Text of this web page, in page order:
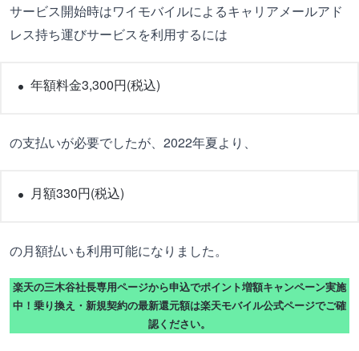
サービス開始時はワイモバイルによるキャリアメールアド
レス持ち運びサービスを利用するには
年額料金3,300円(税込)
の支払いが必要でしたが、2022年夏より、
月額330円(税込)
の月額払いも利用可能になりました。
楽天の三木谷社長専用ページから申込でポイント増額キャンペーン実施
中！乗り換え・新規契約の最新還元額は楽天モバイル公式ページでご確
認ください。